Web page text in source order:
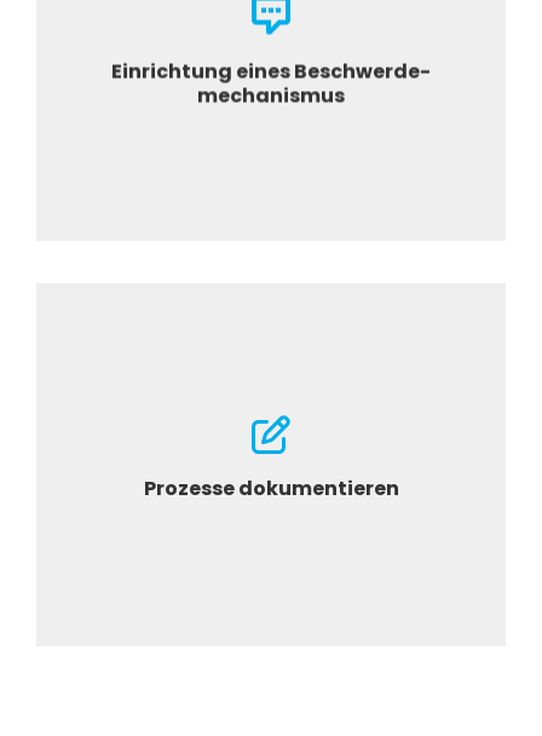
Einrichtung eines Beschwerde-
mechanismus
Intern oder Extern
Prozesse dokumentieren